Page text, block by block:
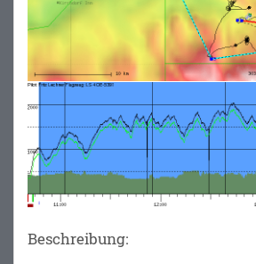
Beschreibung: